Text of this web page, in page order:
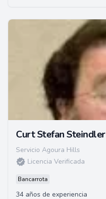
Curt Stefan Steindler
Servicio Agoura Hills
Licencia Verificada
Bancarrota
34 años de experiencia